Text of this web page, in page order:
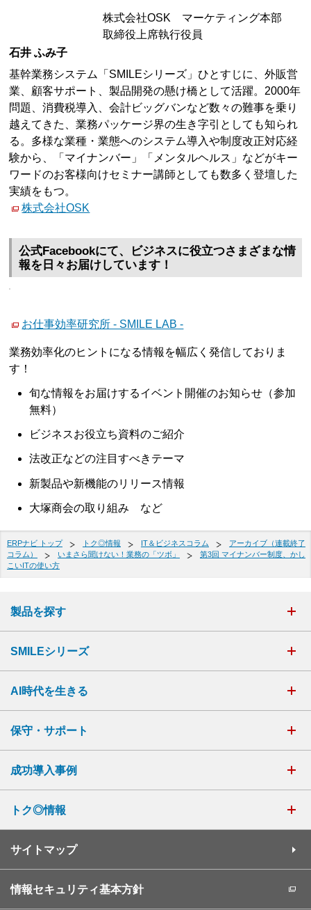
株式会社OSK マーケティング本部
取締役上席執行役員
石井 ふみ子
基幹業務システム「SMILEシリーズ」ひとすじに、外販営
業、顧客サポート、製品開発の懸け橋として活躍。2000年
問題、消費税導入、会計ビッグバンなど数々の難事を乗り
越えてきた、業務パッケージ界の生き字引としても知られ
る。多様な業種・業態へのシステム導入や制度改正対応経
験から、「マイナンバー」「メンタルヘルス」などがキー
ワードのお客様向けセミナー講師としても数多く登壇した
実績をもつ。
株式会社OSK
公式Facebookにて、ビジネスに役立つさまざまな情
報を日々お届けしています！
お仕事効率研究所 - SMILE LAB -
業務効率化のヒントになる情報を幅広く発信しておりま
す！
旬な情報をお届けするイベント開催のお知らせ（参加
無料）
ビジネスお役立ち資料のご紹介
法改正などの注目すべきテーマ
新製品や新機能のリリース情報
大塚商会の取り組み など
ERPナビ トップ トク◎情報 IT＆ビジネスコラム
アーカイブ（連載終了
コラム）
いまさら聞けない！業務の「ツボ」
第3回 マイナンバー制度、かし
こいITの使い方
製品を探す
SMILEシリーズ
AI時代を生きる
保守・サポート
成功導入事例
トク◎情報
サイトマップ
情報セキュリティ基本方針